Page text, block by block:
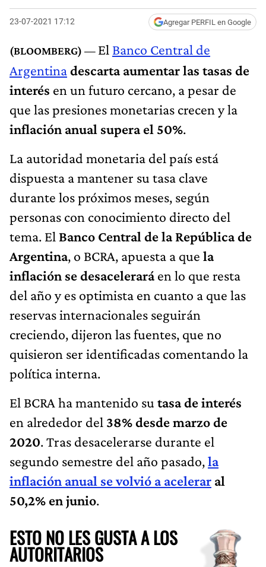
23-07-2021 17:12 Agregar PERFIL en Google
El Banco Central de
Argentinadescarta aumentar las tasas de
interés en un futuro cercano, a pesar de
que las presiones monetarias crecen y la
inflación anual supera el 50%.
La autoridad monetaria del país está
dispuesta a mantener su tasa clave
durante los próximos meses, según
personas con conocimiento directo del
tema. El Banco Central de la República de
Argentina, o BCRA, apuesta a que la
inflación se desaceleraráen lo que resta
del año y es optimista en cuanto a que las
reservas internacionales seguirán
creciendo, dijeron las fuentes, que no
quisieron ser identificadas comentando la
política interna.
El BCRA ha mantenido su tasa de interés
en alrededor del 38% desde marzo de
2020. Tras desacelerarse durante el
segundo semestre del año pasado,la
inflación anual se volvió a acelerar al
50,2% en junio.
ESTO NO LES GUSTA A LOS
AUTORITARIOS